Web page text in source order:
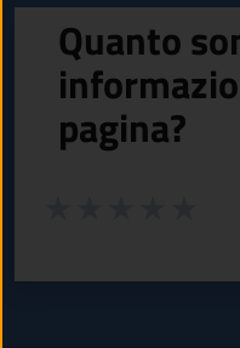
Quanto
pagina?